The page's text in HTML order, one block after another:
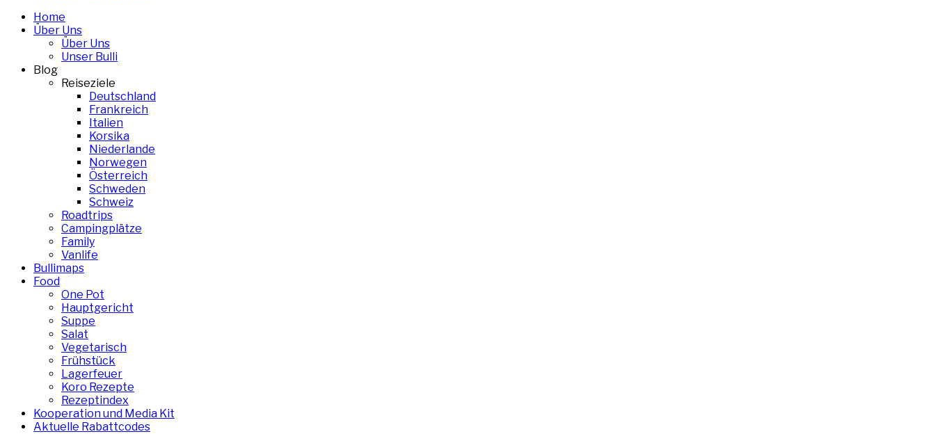
Home
Über Uns
Über Uns
Unser Bulli
Blog
Reiseziele
Deutschland
Frankreich
Italien
Korsika
Niederlande
Norwegen
Österreich
Schweden
Schweiz
Roadtrips
Campingplätze
Family
Vanlife
Bullimaps
Food
One Pot
Hauptgericht
Suppe
Salat
Vegetarisch
Frühstück
Lagerfeuer
Koro Rezepte
Rezeptindex
Kooperation und Media Kit
Aktuelle Rabattcodes